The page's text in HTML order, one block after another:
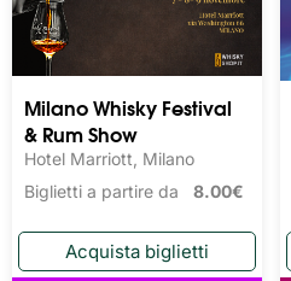
Milano Whisky Festival
& Rum Show
Hotel Marriott, Milano
Biglietti a partire da 8.00€